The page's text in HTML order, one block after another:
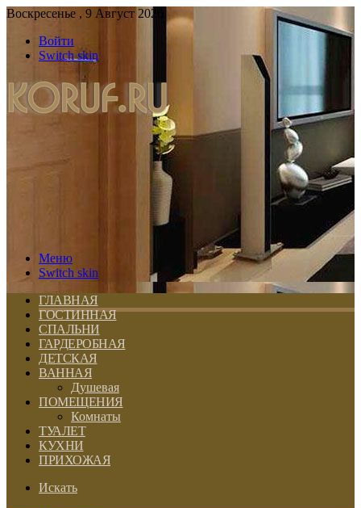
Воскресенье , 9 Август 2026
Войти
Switch skin
Меню
Switch skin
ГЛАВНАЯ
ГОСТИННАЯ
СПАЛЬНИ
ГАРДЕРОБНАЯ
ДЕТСКАЯ
ВАННАЯ
Душевая
ПОМЕЩЕНИЯ
Комнаты
ТУАЛЕТ
КУХНИ
ПРИХОЖАЯ
Искать